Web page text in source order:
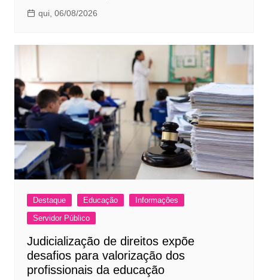
qui, 06/08/2026
Destaque Educação
Informações
Servidor Público
Judicialização de direitos expõe
desafios para valorização dos
profissionais da educação